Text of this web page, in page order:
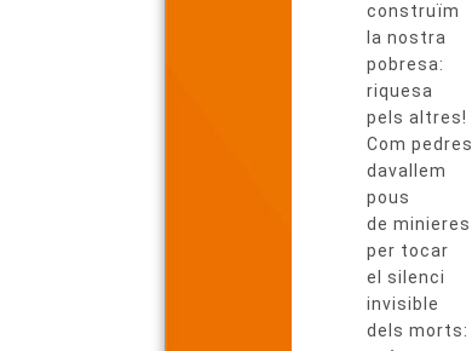
construïm
la nostra
pobresa:
riquesa
pels altres!
Com pedres
davallem
pous
de minieres
per tocar
el silenci
invisible
dels morts: